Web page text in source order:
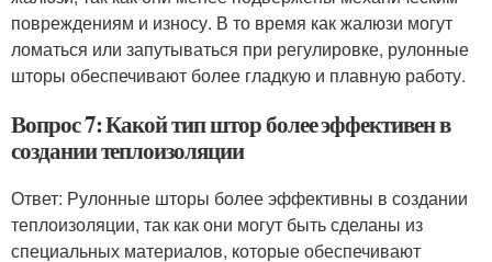
повреждениям и износу. В то время как жалюзи могут
ломаться или запутываться при регулировке, рулонные
шторы обеспечивают более гладкую и плавную работу.
Вопрос 7: Какой тип штор более эффективен в
создании теплоизоляции
Ответ: Рулонные шторы более эффективны в создании
теплоизоляции, так как они могут быть сделаны из
специальных материалов, которые обеспечивают